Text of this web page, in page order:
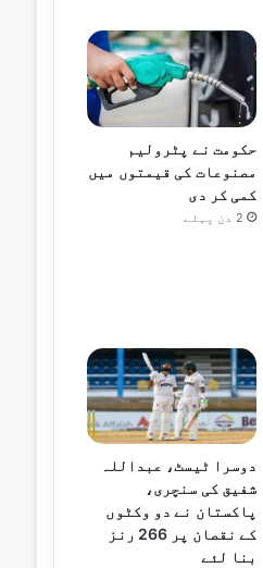
حکومت نے پٹرولیم
مصنوعات کی قیمتوں میں
کمی کر دی
2 دن پہلے
دوسرا ٹیسٹ، عبداللہ
شفیق کی سنچری،
پاکستان نے دو وکٹوں
کے نقصان پر 266 رنز
بنا لئے